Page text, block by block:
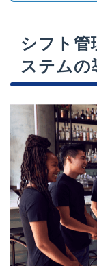
シフト管
ステムの